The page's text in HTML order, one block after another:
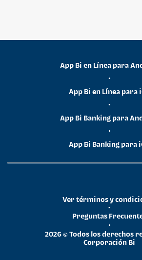
App Bi en Línea para
•
App Bi en Línea para
•
App Bi Banking para
•
App Bi Banking para
2026 © Todos los derechos
Corporación Bi
•
Preguntas
•
Ver términos y